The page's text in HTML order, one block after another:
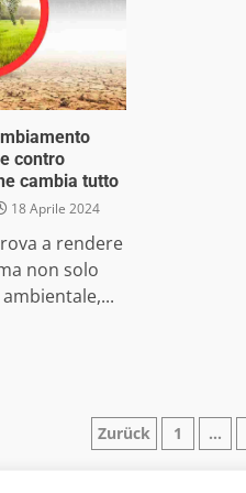
contro
cambia tutto
18 Aprile 2024
a rendere
non solo
Zurück 1 …